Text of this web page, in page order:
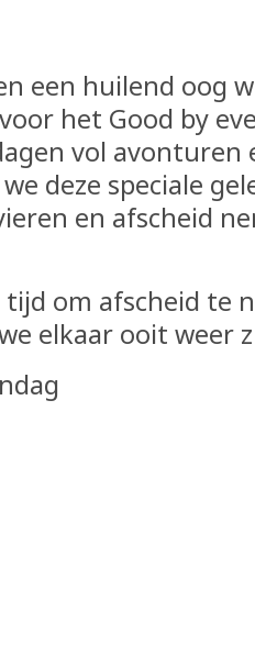
een huilend oog
het Good by
vol
deze speciale
en afscheid
om afscheid te
elkaar ooit weer